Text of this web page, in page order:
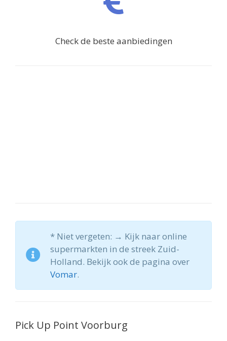
Check de beste aanbiedingen
* Niet vergeten: → Kijk naar online
supermarkten in de streek Zuid-
Holland. Bekijk ook de pagina over
Vomar.
Pick Up Point Voorburg